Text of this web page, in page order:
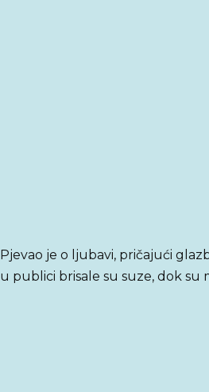
Pjevao je o ljubavi, pričajući
u publici brisale su suze, dok su